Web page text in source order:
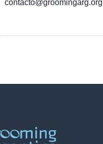
contacto@groomingarg.org